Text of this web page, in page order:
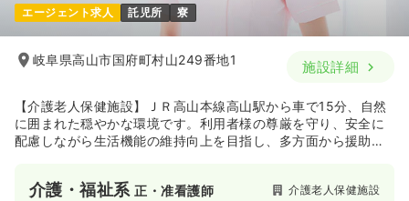
エージェント求人 託児所 寮
岐阜県高山市国府町村山249番地1 施設詳細
【介護老人保健施設】ＪＲ高山本線高山駅から車で15分、自然
に囲まれた穏やかな環境です。利用者様の尊厳を守り、安全に
配慮しながら生活機能の維持向上を目指し、多方面から援助し
介護・福祉系正・准看護師 介護老人保健施設